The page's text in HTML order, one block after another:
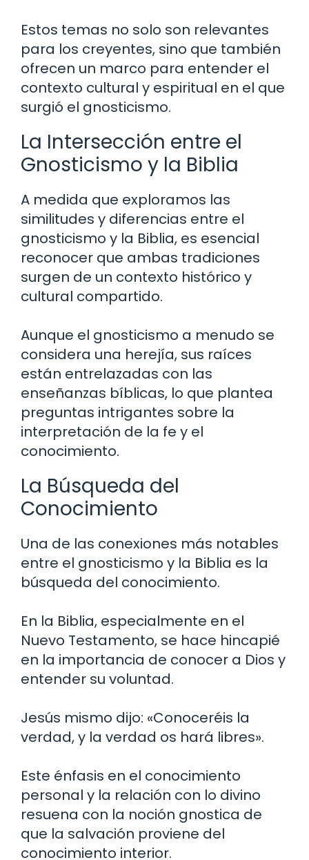
Estos temas no solo son relevantes
para los creyentes, sino que también
ofrecen un marco para entender el
contexto cultural y espiritual en el que
surgió el gnosticismo.
La Intersección entre el
Gnosticismo y la Biblia
A medida que exploramos las
similitudes y diferencias entre el
gnosticismo y la Biblia, es esencial
reconocer que ambas tradiciones
surgen de un contexto histórico y
cultural compartido.
Aunque el gnosticismo a menudo se
considera una herejía, sus raíces
están entrelazadas con las
enseñanzas bíblicas, lo que plantea
preguntas intrigantes sobre la
interpretación de la fe y el
conocimiento.
La Búsqueda del
Conocimiento
Una de las conexiones más notables
entre el gnosticismo y la Biblia es la
búsqueda del conocimiento.
En la Biblia, especialmente en el
Nuevo Testamento, se hace hincapié
en la importancia de conocer a Dios y
entender su voluntad.
Jesús mismo dijo: «Conoceréis la
verdad, y la verdad os hará libres».
Este énfasis en el conocimiento
personal y la relación con lo divino
resuena con la noción gnostica de
que la salvación proviene del
conocimiento interior.